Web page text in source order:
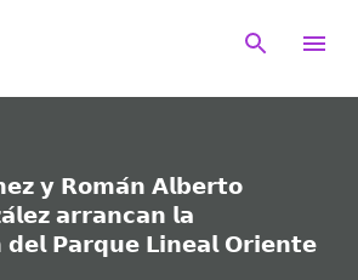
𝘆 𝗥𝗼𝗺𝗮́𝗻 𝗔𝗹𝗯𝗲𝗿𝘁𝗼
𝗮𝗿𝗿𝗮𝗻𝗰𝗮𝗻 𝗹𝗮
𝗱𝗲𝗹 𝗣𝗮𝗿𝗾𝘂𝗲 𝗟𝗶𝗻𝗲𝗮𝗹 𝗢𝗿𝗶𝗲𝗻𝘁𝗲